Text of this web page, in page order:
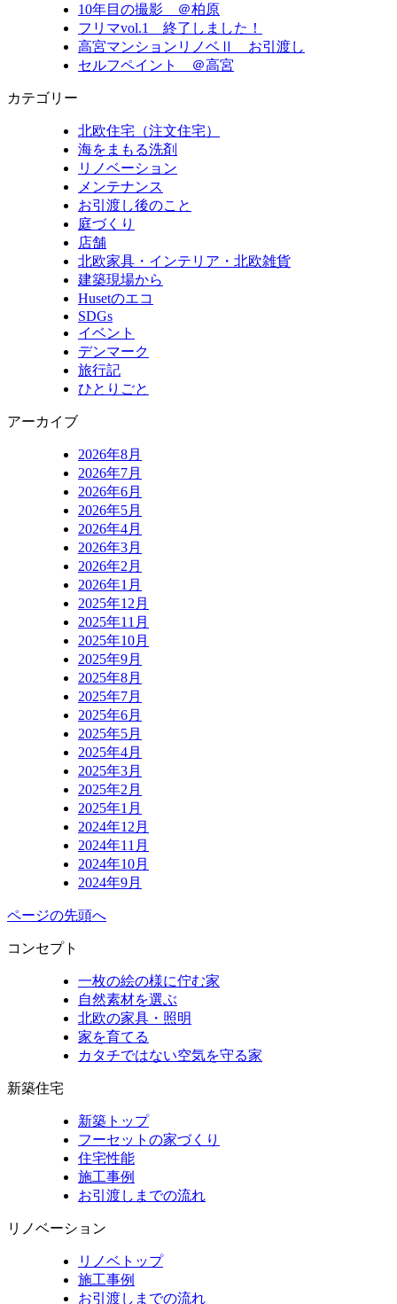
10年目の撮影 ＠柏原
フリマvol.1 終了しました！
高宮マンションリノベⅡ お引渡し
セルフペイント ＠高宮
カテゴリー
北欧住宅（注文住宅）
海をまもる洗剤
リノベーション
メンテナンス
お引渡し後のこと
庭づくり
店舗
北欧家具・インテリア・北欧雑貨
建築現場から
Husetのエコ
SDGs
イベント
デンマーク
旅行記
ひとりごと
アーカイブ
2026年8月
2026年7月
2026年6月
2026年5月
2026年4月
2026年3月
2026年2月
2026年1月
2025年12月
2025年11月
2025年10月
2025年9月
2025年8月
2025年7月
2025年6月
2025年5月
2025年4月
2025年3月
2025年2月
2025年1月
2024年12月
2024年11月
2024年10月
2024年9月
ページの先頭へ
コンセプト
一枚の絵の様に佇む家
自然素材を選ぶ
北欧の家具・照明
家を育てる
カタチではない空気を守る家
新築住宅
新築トップ
フーセットの家づくり
住宅性能
施工事例
お引渡しまでの流れ
リノベーション
リノベトップ
施工事例
お引渡しまでの流れ